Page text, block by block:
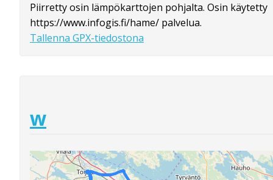
Piirretty osin lämpökarttojen pohjalta. Osin käytetty
https://www.infogis.fi/hame/ palvelua.
Tallenna GPX-tiedostona
w